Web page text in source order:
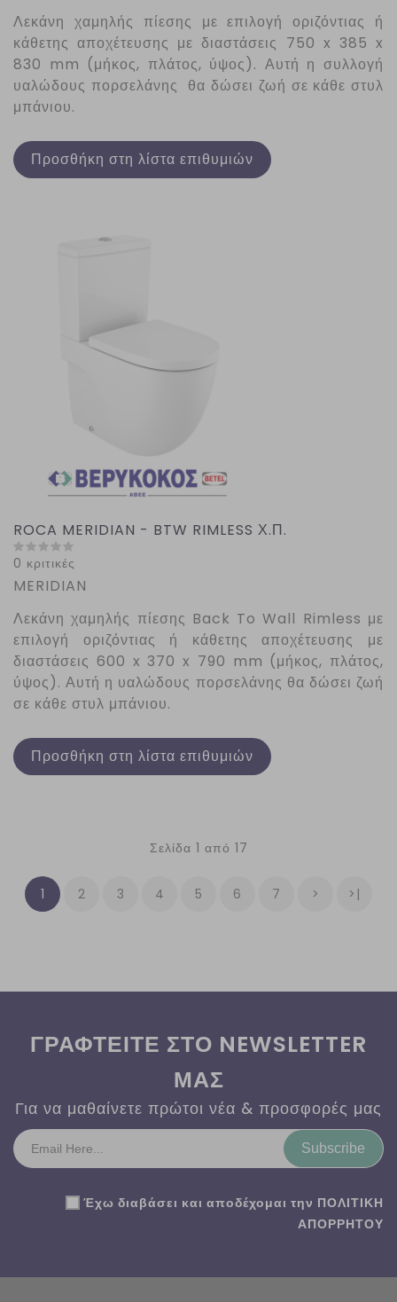
Λεκάνη χαμηλής πίεσης με επιλογή οριζόντιας ή
κάθετης αποχέτευσης με διαστάσεις 750 x 385 x
830 mm (μήκος, πλάτος, ύψος). Αυτή η συλλογή
υαλώδους πορσελάνης θα δώσει ζωή σε κάθε στυλ
μπάνιου.
Προσθήκη στη λίστα επιθυμιών
ROCA MERIDIAN - BTW RIMLESS Χ.Π.
0 κριτικές
MERIDIAN
Λεκάνη χαμηλής πίεσης Back To Wall Rimless με
επιλογή οριζόντιας ή κάθετης αποχέτευσης με
διαστάσεις 600 x 370 x 790 mm (μήκος, πλάτος,
ύψος). Αυτή η υαλώδους πορσελάνης θα δώσει ζωή
σε κάθε στυλ μπάνιου.
Προσθήκη στη λίστα επιθυμιών
Σελίδα 1 από 17
1 2 3 4 5 6 7 > >|
ΓΡΑΦΤΕΙΤΕ ΣΤΟ NEWSLETTER
ΜΑΣ
Για να μαθαίνετε πρώτοι νέα & προσφορές μας
Subscribe
Έχω διαβάσει και αποδέχομαι την ΠΟΛΙΤΙΚΗ
ΑΠΟΡΡΗΤΟΥ